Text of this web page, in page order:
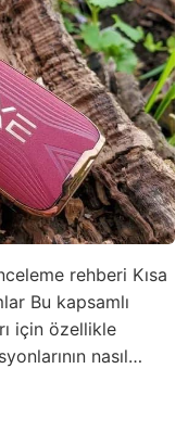
rehberi Kısa
Bu kapsamlı
için özellikle
nasıl…